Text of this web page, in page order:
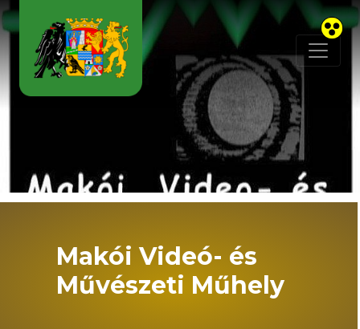
Skip to main content
Makói Videó- és
Művészeti Műhely